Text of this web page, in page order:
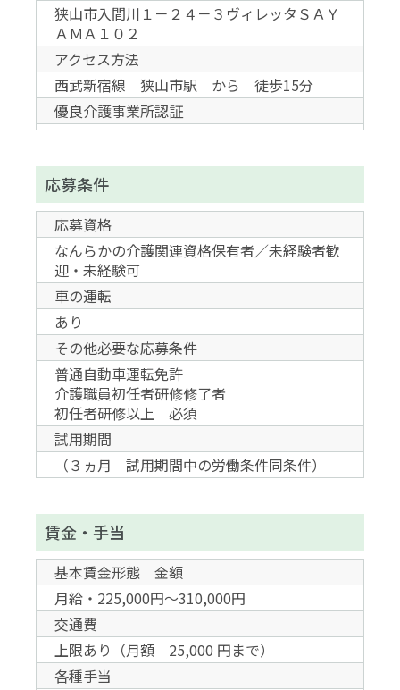
狭山市入間川１－２４－３ヴィレッタＳＡＹ
ＡＭＡ１０２
アクセス方法
西武新宿線 狭山市駅 から 徒歩15分
優良介護事業所認証
応募条件
応募資格
なんらかの介護関連資格保有者／未経験者歓
迎・未経験可
車の運転
あり
その他必要な応募条件
普通自動車運転免許
介護職員初任者研修修了者
初任者研修以上 必須
試用期間
（３ヵ月 試用期間中の労働条件同条件）
賃金・手当
基本賃金形態 金額
月給・225,000円～310,000円
交通費
上限あり（月額 25,000 円まで）
各種手当